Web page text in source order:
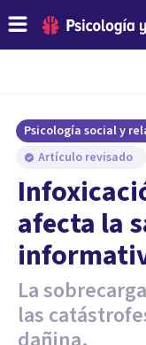
Psicología social y
Artículo revisado
afecta la
La
las